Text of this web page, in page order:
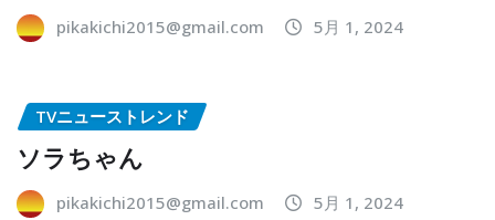
pikakichi2015@gmail.com 5月 1, 2024
TVニューストレンド
ソラちゃん
pikakichi2015@gmail.com 5月 1, 2024